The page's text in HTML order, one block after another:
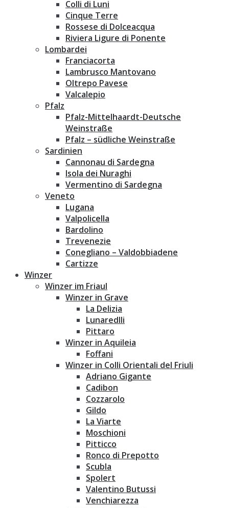
Colli di Luni
Cinque Terre
Rossese di Dolceacqua
Riviera Ligure di Ponente
Lombardei
Franciacorta
Lambrusco Mantovano
Oltrepo Pavese
Valcalepio
Pfalz
Pfalz-Mittelhaardt-Deutsche
Weinstraße
Pfalz – südliche Weinstraße
Sardinien
Cannonau di Sardegna
Isola dei Nuraghi
Vermentino di Sardegna
Veneto
Lugana
Valpolicella
Bardolino
Trevenezie
Conegliano – Valdobbiadene
Cartizze
Winzer
Winzer im Friaul
Winzer in Grave
La Delizia
Lunaredlli
Pittaro
Winzer in Aquileia
Foffani
Winzer in Colli Orientali del Friuli
Adriano Gigante
Cadibon
Cozzarolo
Gildo
La Viarte
Moschioni
Pitticco
Ronco di Prepotto
Scubla
Spolert
Valentino Butussi
Venchiarezza